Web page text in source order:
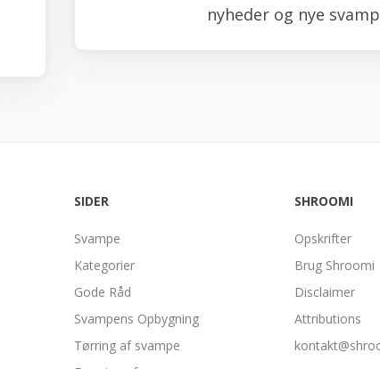
nyheder og nye
SIDER
Svampe
Kategorier
Gode Råd
Svampens Opbygning
Tørring af svampe
SHROOMI
Opskrifter
Brug Shroomi
Disclaimer
Attributions